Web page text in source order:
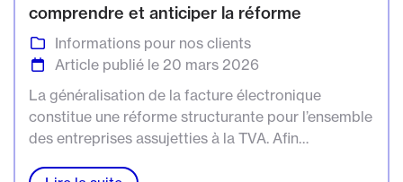
comprendre et anticiper la réforme
Informations pour nos clients
Article publié le 20 mars 2026
La généralisation de la facture électronique
constitue une réforme structurante pour l’ensemble
des entreprises assujetties à la TVA. Afin